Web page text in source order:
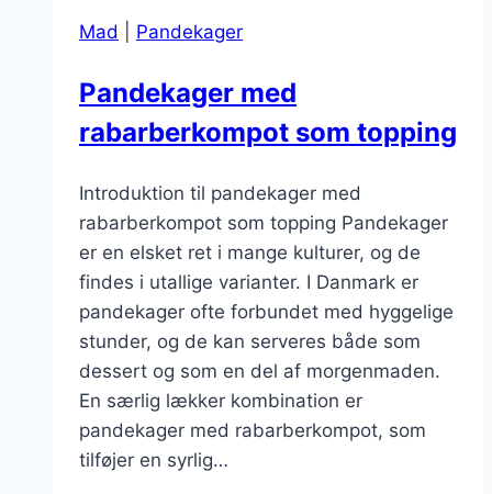
Mad Pandekager
Pandekager med
rabarberkompot som topping
Introduktion til pandekager med
rabarberkompot som topping Pandekager
er en elsket ret i mange kulturer, og de
findes i utallige varianter. I Danmark er
pandekager ofte forbundet med hyggelige
stunder, og de kan serveres både som
dessert og som en del af morgenmaden.
En særlig lækker kombination er
pandekager med rabarberkompot, som
tilføjer en syrlig…